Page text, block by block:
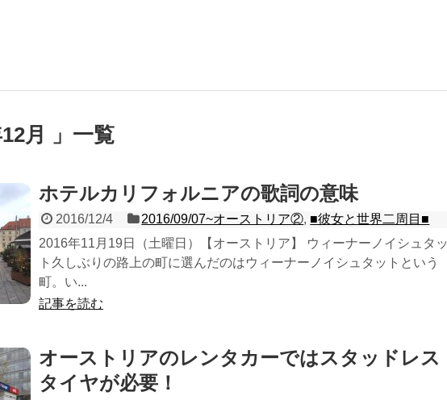
12月 」一覧
ホテルカリフォルニアの歌詞の意味
2016/12/4 2016/09/07~オーストリア②, ■彼女と世界二周目■
2016年11月19日（土曜日）【オーストリア】 ウィーナーノイシュタッ
ト久しぶりの路上の町に選んだのはウィーナーノイシュタットという
町。い...
記事を読む
オーストリアのレンタカーではスタッドレス
タイヤが必要！